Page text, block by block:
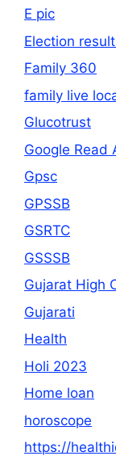
E pic
Election
Family 360
family live
Glucotrust
Google Read
Gpsc
GPSSB
GSRTC
GSSSB
Gujarat High
Gujarati
Health
Holi 2023
Home loan
horoscope
https://